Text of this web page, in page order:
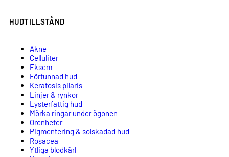
HUDTILLSTÅND
Akne
Celluliter
Eksem
Förtunnad hud
Keratosis pilaris
Linjer & rynkor
Lysterfattig hud
Mörka ringar under ögonen
Orenheter
Pigmentering & solskadad hud
Rosacea
Ytliga blodkärl